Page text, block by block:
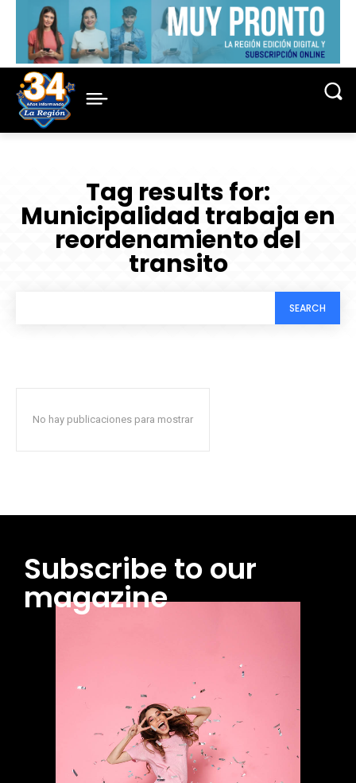
Tag results for:
Municipalidad trabaja en
reordenamiento del
transito
SEARCH
No hay publicaciones para mostrar
Subscribe to our
magazine